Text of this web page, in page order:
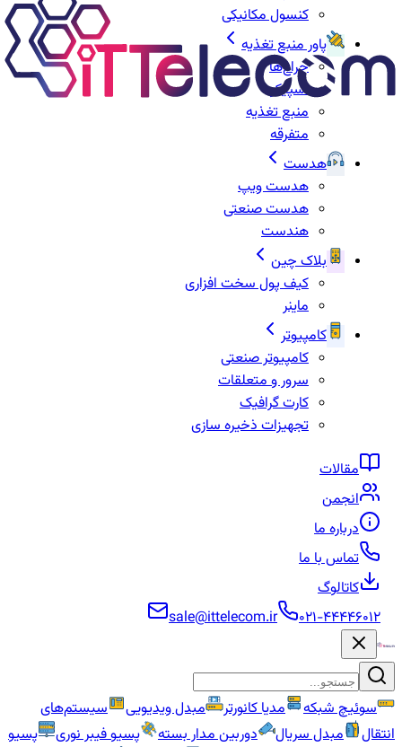
کنسول مکانیکی
پاور منبع تغذیه
چراغ‌ها
اسپیکر
منبع تغذیه
متفرقه
هدست
هدست ویپ
هدست صنعتی
هندست
بلاک چین
کیف پول سخت افزاری
ماینر
کامپیوتر
کامپیوتر صنعتی
سرور و متعلقات
کارت گرافیک
تجهیزات ذخیره سازی
مقالات
انجمن
درباره ما
تماس با ما
کاتالوگ
۰۲۱-۴۴۴۴۶۰۱۲
sale@ittelecom.ir
سوئیچ شبکه مدیا کانورتر مبدل ویدیویی
سیستم‌های
انتقال
مبدل سریال دوربین مدار بسته پسیو فیبر نوری
پسیو